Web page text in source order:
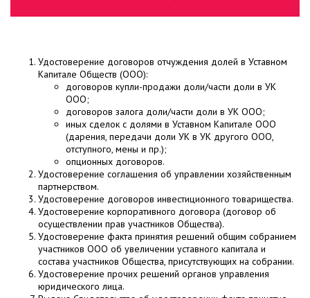
Удостоверение договоров отчуждения долей в Уставном
Капитале Обществ (ООО):
договоров купли-продажи доли/части доли в УК
ООО;
договоров залога доли/части доли в УК ООО;
иных сделок с долями в Уставном Капитале ООО
(дарения, передачи доли УК в УК другого ООО,
отступного, мены и пр.);
опционных договоров.
Удостоверение соглашения об управлении хозяйственным
партнерством.
Удостоверение договоров инвестиционного товарищества.
Удостоверение корпоративного договора (договор об
осуществлении прав участников Общества).
Удостоверение факта принятия решений общим собранием
участников ООО об увеличении уставного капитала и
состава участников Общества, присутствующих на собрании.
Удостоверение прочих решений органов управления
юридического лица.